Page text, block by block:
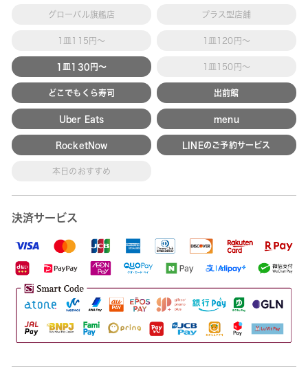
グローバル旗艦店 プラス型店舗
1皿115円～ 1皿120円～
1皿130円～ 1皿150円～
どこでもくら寿司 出前館
Uber Eats menu
RocketNow LINEのご予約サービス
本日のおすすめ
決済サービス